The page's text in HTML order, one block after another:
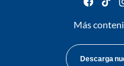
Más
Descarga